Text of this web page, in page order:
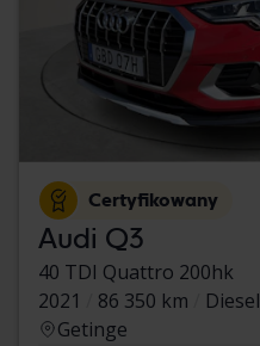
Certyfikowany
Audi Q3
40 TDI Quattro 200hk
2021
86 350 km
Diesel
Getinge